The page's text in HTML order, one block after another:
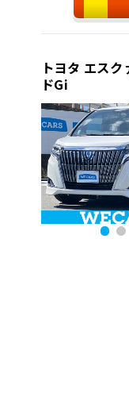
トヨタ エス
ドGi